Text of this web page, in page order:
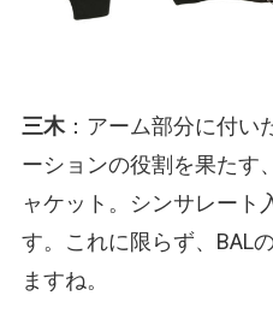
三木：アーム部分に付い
ーションの役割を果たす
ャケット。シンサレート
す。これに限らず、BAL
ますね。